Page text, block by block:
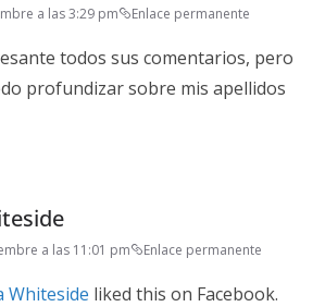
a las 3:29 pm Enlace permanente
todos sus comentarios, pero
profundizar sobre mis apellidos
a las 11:01 pm Enlace permanente
Whiteside liked this on Facebook.